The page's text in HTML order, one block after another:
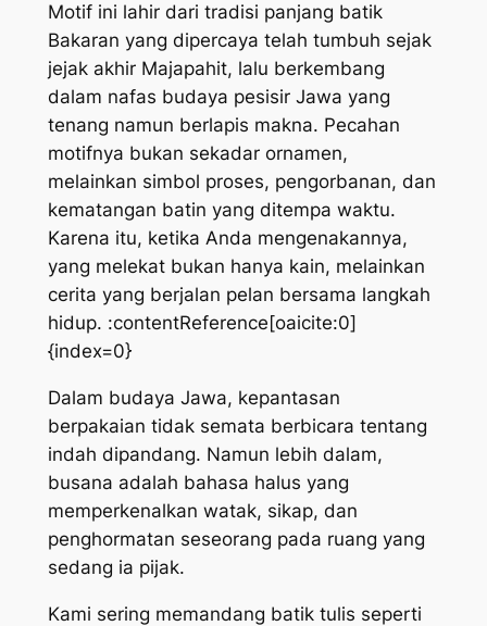
Motif ini lahir dari tradisi panjang batik
Bakaran yang dipercaya telah tumbuh sejak
jejak akhir Majapahit, lalu berkembang
dalam nafas budaya pesisir Jawa yang
tenang namun berlapis makna. Pecahan
motifnya bukan sekadar ornamen,
melainkan simbol proses, pengorbanan, dan
kematangan batin yang ditempa waktu.
Karena itu, ketika Anda mengenakannya,
yang melekat bukan hanya kain, melainkan
cerita yang berjalan pelan bersama langkah
hidup. :contentReference[oaicite:0]
{index=0}
Dalam budaya Jawa, kepantasan
berpakaian tidak semata berbicara tentang
indah dipandang. Namun lebih dalam,
busana adalah bahasa halus yang
memperkenalkan watak, sikap, dan
penghormatan seseorang pada ruang yang
sedang ia pijak.
Kami sering memandang batik tulis seperti